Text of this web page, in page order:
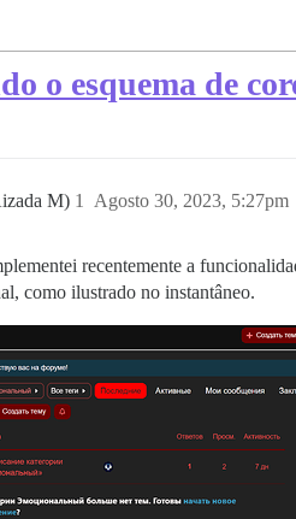
o esquema de
M) Agosto 30, 2023, 5:27pm
1
recentemente a
como ilustrado no instantâneo.